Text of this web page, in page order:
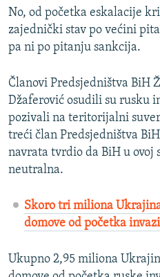
No, od početka eskalacije
zajednički stav po većini
pa ni po pitanju sankcija.
Članovi Predsjedništva BiH
Džaferović osudili su rusku
pozivali na teritorijalni
treći član Predsjedništva
navrata tvrdio da BiH u ovoj
neutralna.
Skoro tri miliona
domove od početka
Ukupno 2,95 miliona